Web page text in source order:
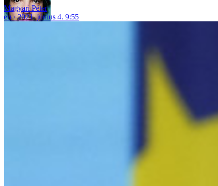
Magyari Péter
eu
2021. június 4. 9:55